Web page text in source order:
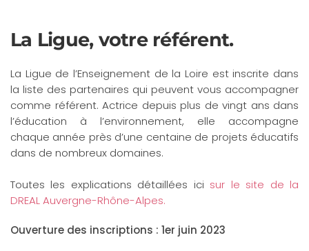
La Ligue, votre référent.
La Ligue de l’Enseignement de la Loire est inscrite dans
la liste des partenaires qui peuvent vous accompagner
comme référent. Actrice depuis plus de vingt ans dans
l’éducation à l’environnement, elle accompagne
chaque année près d’une centaine de projets éducatifs
dans de nombreux domaines.
Toutes les explications détaillées ici sur le site de la
DREAL Auvergne-Rhône-Alpes.
Ouverture des inscriptions : 1er juin 2023